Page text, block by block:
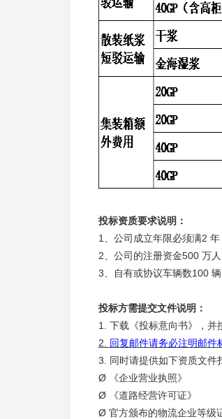
投标资质要求说明：
1、公司成立年限必须满2 年
2、公司的注册资金500 万
3、自有或协议车辆数100
投标方需提交文件说明：
1. 下载《投标意向书》，并
2. 回复邮件请务必注明邮件
3. 同时请提供如下资质文件
Ø 《企业营业执照》
Ø 《道路经营许可证》
Ø 官方颁布的物流企业等级